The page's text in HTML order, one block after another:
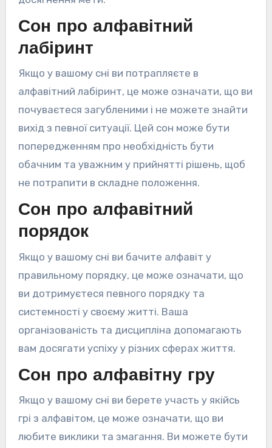
Сон про алфавітний
лабіринт
Якщо у вашому сні ви потрапляєте в
алфавітний лабіринт, це може означати, що ви
почуваєтеся загубленими і не можете знайти
вихід з певної ситуації. Цей сон може бути
попередженням про необхідність бути
обачним та уважним у прийнятті рішень, щоб
не потрапити в складне положення.
Сон про алфавітний
порядок
Якщо у вашому сні ви бачите алфавіт у
правильному порядку, це може означати, що
ви дотримуєтеся певного порядку та
системності у своєму житті. Ваша
організованість та дисципліна допомагають
вам досягати успіху у різних сферах життя.
Сон про алфавітну гру
Якщо у вашому сні ви берете участь у якійсь
грі з алфавітом, це може означати, що ви
любите виклики та змагання. Ви можете бути